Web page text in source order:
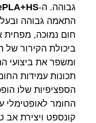
גבוהה. ה-
התאמה גבוהה
חום נמוכה,
ביכולת הקירור
ומשפר את ביצועי
תכונות עמידות
הספציפיות שלו
החומר לאופטימלי
קונספט ויצירת אב